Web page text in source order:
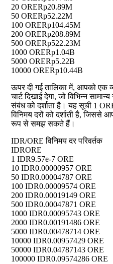
20 ORERp20.89M
50 ORERp52.22M
100 ORERp104.45M
200 ORERp208.89M
500 ORERp522.23M
1000 ORERp1.04B
5000 ORERp5.22B
10000 ORERp10.44B
ऊपर दी गई तालिका में, आपको एक
चार्ट दिखाई देगा, जो विभिन्न
संबंध को दर्शाता है। यह सूची 1
विनिमय दरों को दर्शाती है, जिससे
रूप से समझ सकते हैं।
IDR/ORE विनिमय दर परिवर्तक
IDRORE
1 IDR9.57e-7 ORE
10 IDR0.00000957 ORE
50 IDR0.00004787 ORE
100 IDR0.00009574 ORE
200 IDR0.00019149 ORE
500 IDR0.00047871 ORE
1000 IDR0.00095743 ORE
2000 IDR0.00191486 ORE
5000 IDR0.00478714 ORE
10000 IDR0.00957429 ORE
50000 IDR0.04787143 ORE
100000 IDR0.09574286 ORE